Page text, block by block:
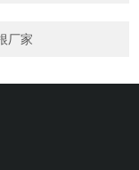
厂家